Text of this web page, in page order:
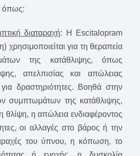
όπως:
διαταραχή: Η Escitalopram
χρησιμοποιείται για τη θεραπεία
της κατάθλιψης, όπως
απελπισίας και απώλειας
για δραστηριότητες. Βοηθά στην
συμπτωμάτων της κατάθλιψης,
θλίψη, η απώλεια ενδιαφέροντος
οι αλλαγές στο βάρος ή την
του ύπνου, η κόπωση, το